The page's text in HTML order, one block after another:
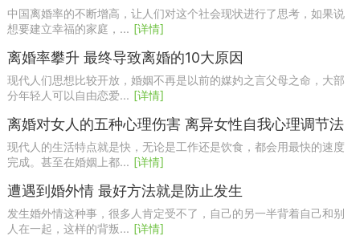
中国离婚率的不断增高，让人们对这个社会现状进行了思考，如果说
想要建立幸福的家庭，... [详情]
离婚率攀升 最终导致离婚的10大原因
现代人们思想比较开放，婚姻不再是以前的媒妁之言父母之命，大部
分年轻人可以自由恋爱... [详情]
离婚对女人的五种心理伤害 离异女性自我心理调节法
现代人的生活特点就是快，无论是工作还是饮食，都会用最快的速度
完成。甚至在婚姻上都... [详情]
遭遇到婚外情 最好方法就是防止发生
发生婚外情这种事，很多人肯定受不了，自己的另一半背着自己和别
人在一起，这样的背叛... [详情]